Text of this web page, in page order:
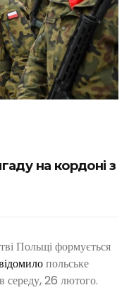
на кордоні з
Польщі формується
польське
середу, 26 лютого.